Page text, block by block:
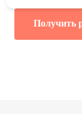
Получить